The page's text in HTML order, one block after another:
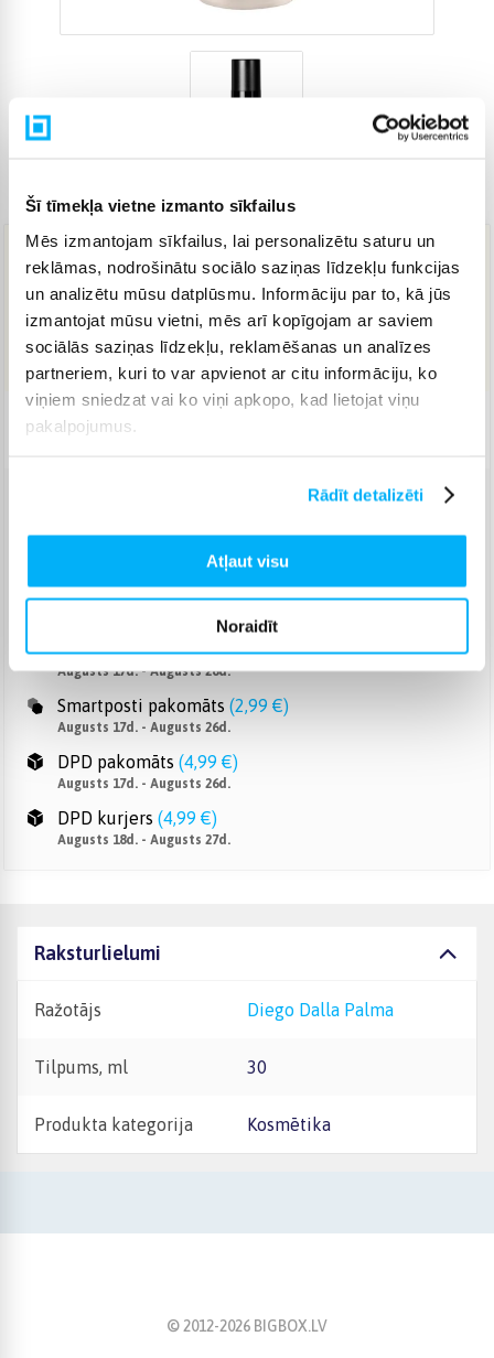
Šī tīmekļa vietne izmanto sīkfailus
Mēs izmantojam sīkfailus, lai personalizētu saturu un
reklāmas, nodrošinātu sociālo saziņas līdzekļu funkcijas
un analizētu mūsu datplūsmu. Informāciju par to, kā jūs
izmantojat mūsu vietni, mēs arī kopīgojam ar saviem
sociālās saziņas līdzekļu, reklamēšanas un analīzes
partneriem, kuri to var apvienot ar citu informāciju, ko
viņiem sniedzat vai ko viņi apkopo, kad lietojat viņu
pakalpojumus.
Rādīt detalizēti
Atļaut visu
Noraidīt
24,93 €
IELIKT GROZĀ
Piegāde: 7-14 d.d.
Augusts 17d. - Augusts 26d.
3,99 €)
Apmaksā pilnu summu skaidrā naudā piegādes brīdī.
Omniva pakomāts (3,99 €)
Augusts 17d. - Augusts 26d.
Smartposti pakomāts (2,99 €)
Augusts 17d. - Augusts 26d.
DPD pakomāts (4,99 €)
Augusts 17d. - Augusts 26d.
DPD kurjers (4,99 €)
Augusts 18d. - Augusts 27d.
Raksturlielumi
Ražotājs Diego Dalla Palma
Tilpums, ml 30
Produkta kategorija Kosmētika
© 2012-2026 BIGBOX.LV